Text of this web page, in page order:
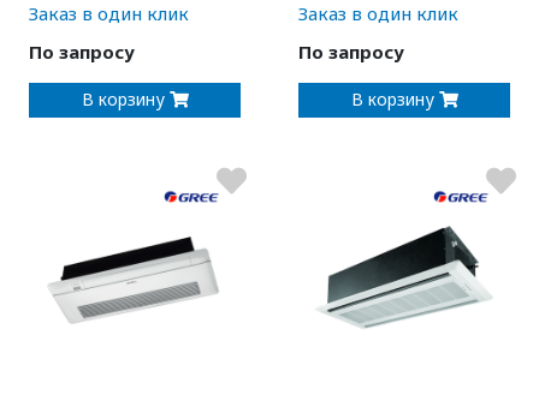
Заказ в один клик
По запросу
В корзину
Заказ в один клик
По запросу
В корзину